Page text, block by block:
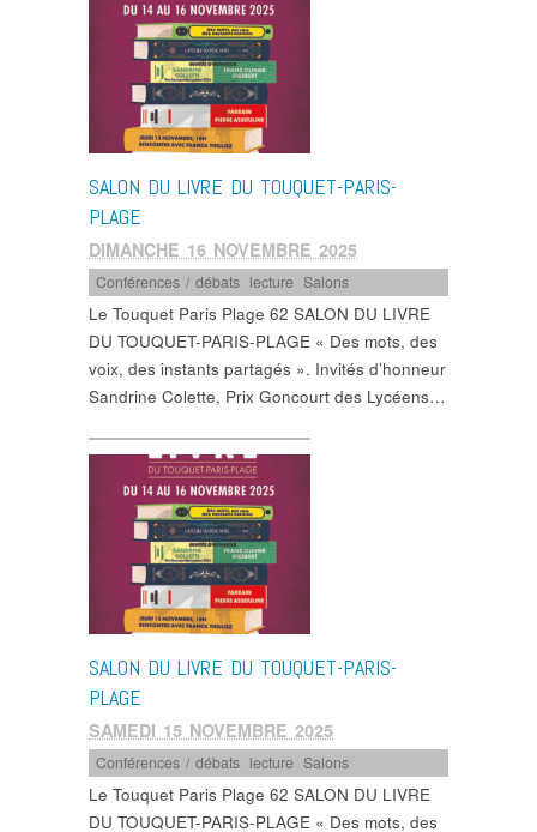
SALON DU LIVRE DU TOUQUET-PARIS-
PLAGE
DIMANCHE 16 NOVEMBRE 2025
Conférences / débats lecture ,Salons
Le Touquet Paris Plage 62 SALON DU LIVRE
DU TOUQUET-PARIS-PLAGE « Des mots, des
voix, des instants partagés ». Invités d’honneur
Sandrine Colette, Prix Goncourt des Lycéens…
SALON DU LIVRE DU TOUQUET-PARIS-
PLAGE
SAMEDI 15 NOVEMBRE 2025
Conférences / débats lecture ,Salons
Le Touquet Paris Plage 62 SALON DU LIVRE
DU TOUQUET-PARIS-PLAGE « Des mots, des